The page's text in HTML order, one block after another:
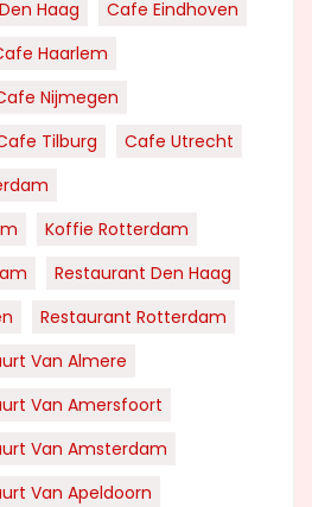
Haag
Cafe Eindhoven
Haarlem
Nijmegen
Tilburg
Cafe Utrecht
Koffie Rotterdam
Restaurant Den Haag
Restaurant Rotterdam
Van Almere
Van Amersfoort
Van Amsterdam
Van Apeldoorn